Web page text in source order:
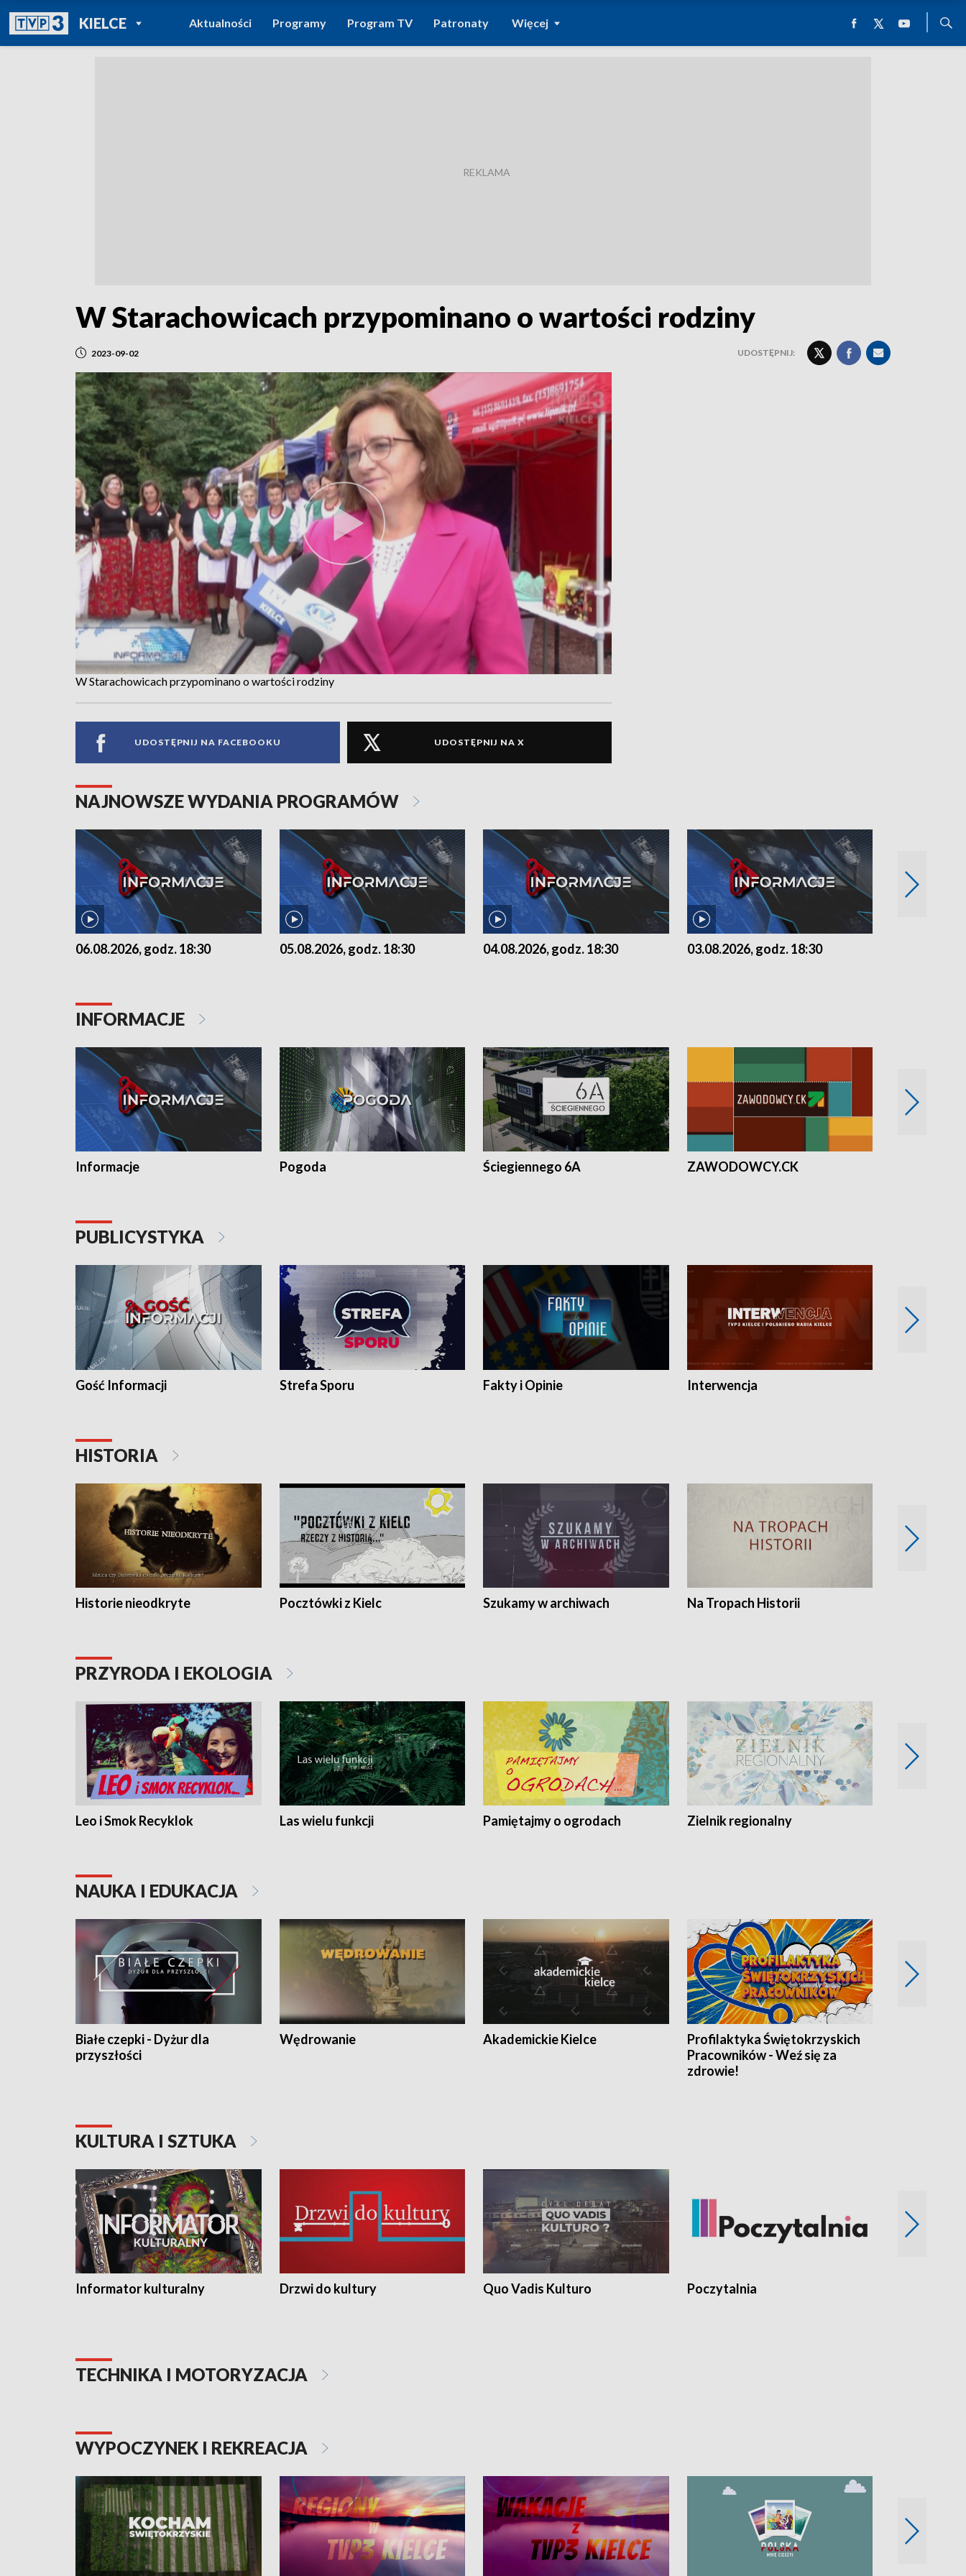
KIELCEPOWRÓT DO
TVP REGIONY
Aktualności Programy Program TV Patronaty Więcej
W Starachowicach przypominano o wartości rodziny
2023-09-02 UDOSTĘPNIJ:
W Starachowicach przypominano o wartości rodziny
UDOSTĘPNIJ NA FACEBOOKU UDOSTĘPNIJ NA X
NAJNOWSZE WYDANIA PROGRAMÓW
06.08.2026, godz. 18:30 05.08.2026, godz. 18:30 04.08.2026, godz. 18:30 03.08.2026, godz. 18:30
INFORMACJE
Informacje Pogoda Ściegiennego 6A ZAWODOWCY.CK
PUBLICYSTYKA
Gość Informacji Strefa Sporu Fakty i Opinie Interwencja
HISTORIA
Historie nieodkryte Pocztówki z Kielc Szukamy w archiwach Na Tropach Historii
PRZYRODA I EKOLOGIA
Leo i Smok Recyklok Las wielu funkcji Pamiętajmy o ogrodach Zielnik regionalny
NAUKA I EDUKACJA
Białe czepki - Dyżur dla
przyszłości
Wędrowanie Akademickie Kielce
Profilaktyka Świętokrzyskich
Pracowników - Weź się za
zdrowie!
KULTURA I SZTUKA
Informator kulturalny Drzwi do kultury Quo Vadis Kulturo Poczytalnia
TECHNIKA I MOTORYZACJA
WYPOCZYNEK I REKREACJA